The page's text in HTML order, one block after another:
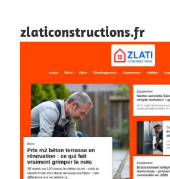
zlaticonstructions.fr